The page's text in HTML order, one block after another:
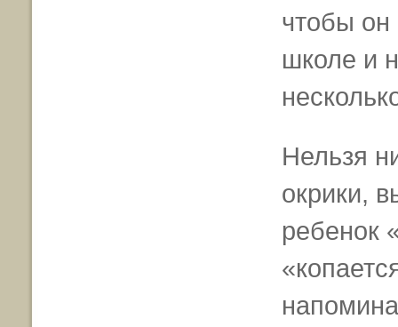
чтобы он
школе и
Нельзя
окрики,
ребенок